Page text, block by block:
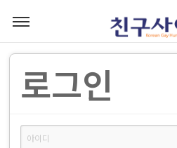
로그인